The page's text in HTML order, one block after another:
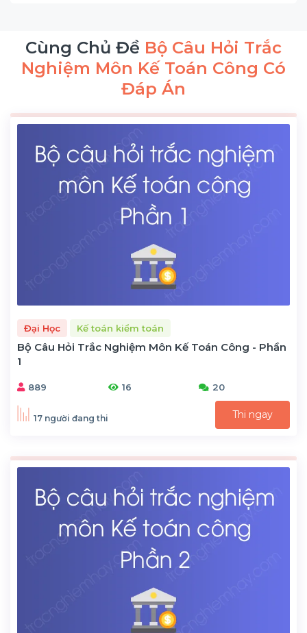
Cùng Chủ Đề Bộ Câu Hỏi Trắc
Nghiệm Môn Kế Toán Công Có
Đáp Án
Đại Học Kế toán kiểm toán
Bộ Câu Hỏi Trắc Nghiệm Môn Kế Toán Công - Phần
1
889 16 20
17 người đang thi Thi ngay